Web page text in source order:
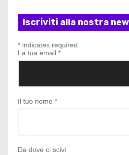
Iscriviti alla nostra
* indicates required
La tua email *
Il tuo nome *
Da dove ci scivi